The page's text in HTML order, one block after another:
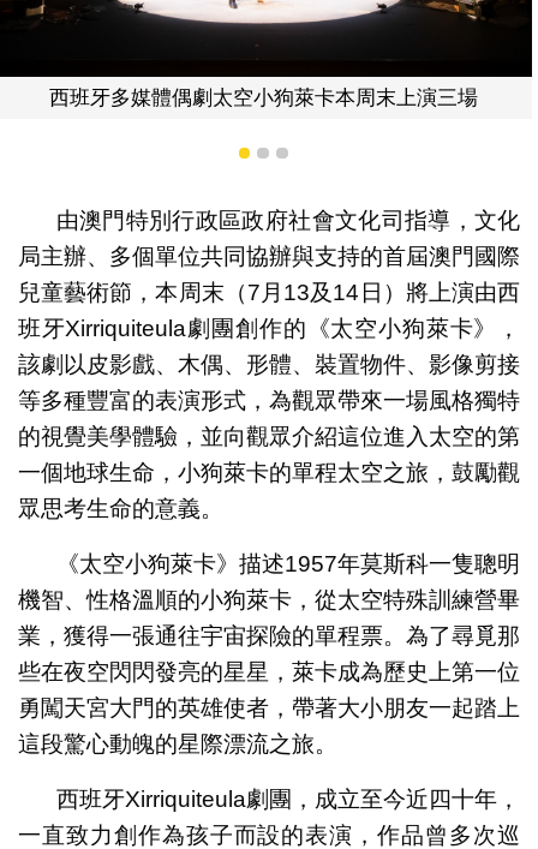
卡本周末上演三場
1 2 3
由澳門特別行政區政府社會文化司指導，文化
局主辦、多個單位共同協辦與支持的首屆澳門國際
兒童藝術節，本周末（7月13及14日）將上演由西
班牙Xirriquiteula劇團創作的《太空小狗萊卡》，
該劇以皮影戲、木偶、形體、裝置物件、影像剪接
等多種豐富的表演形式，為觀眾帶來一場風格獨特
的視覺美學體驗，並向觀眾介紹這位進入太空的第
一個地球生命，小狗萊卡的單程太空之旅，鼓勵觀
眾思考生命的意義。
《太空小狗萊卡》描述1957年莫斯科一隻聰明
機智、性格溫順的小狗萊卡，從太空特殊訓練營畢
業，獲得一張通往宇宙探險的單程票。為了尋覓那
些在夜空閃閃發亮的星星，萊卡成為歷史上第一位
勇闖天宮大門的英雄使者，帶著大小朋友一起踏上
這段驚心動魄的星際漂流之旅。
西班牙Xirriquiteula劇團，成立至今近四十年，
一直致力創作為孩子而設的表演，作品曾多次巡